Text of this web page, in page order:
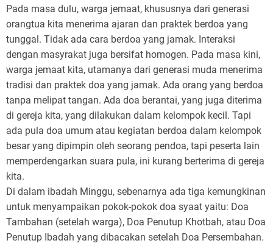
Pada masa dulu, warga jemaat, khususnya dari generasi
orangtua kita menerima ajaran dan praktek berdoa yang
tunggal. Tidak ada cara berdoa yang jamak. Interaksi
dengan masyrakat juga bersifat homogen. Pada masa kini,
warga jemaat kita, utamanya dari generasi muda menerima
tradisi dan praktek doa yang jamak. Ada orang yang berdoa
tanpa melipat tangan. Ada doa berantai, yang juga diterima
di gereja kita, yang dilakukan dalam kelompok kecil. Tapi
ada pula doa umum atau kegiatan berdoa dalam kelompok
besar yang dipimpin oleh seorang pendoa, tapi peserta lain
memperdengarkan suara pula, ini kurang berterima di gereja
kita.
Di dalam ibadah Minggu, sebenarnya ada tiga kemungkinan
untuk menyampaikan pokok-pokok doa syaat yaitu: Doa
Tambahan (setelah warga), Doa Penutup Khotbah, atau Doa
Penutup Ibadah yang dibacakan setelah Doa Persembahan.